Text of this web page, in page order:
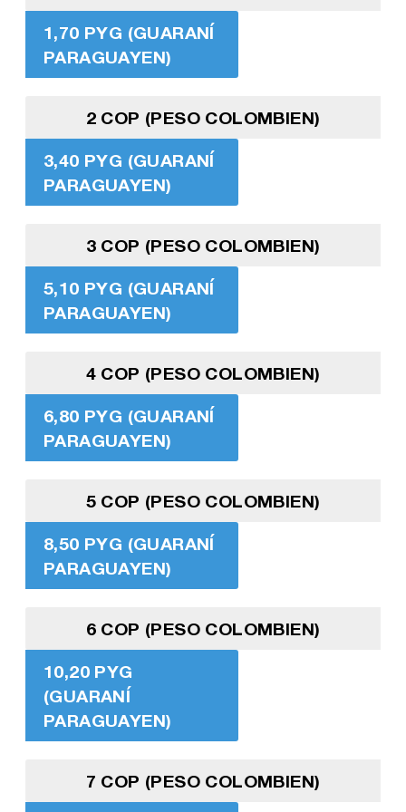
1,70 PYG (GUARANÍ
PARAGUAYEN)
2 COP (PESO COLOMBIEN)
3,40 PYG (GUARANÍ
PARAGUAYEN)
3 COP (PESO COLOMBIEN)
5,10 PYG (GUARANÍ
PARAGUAYEN)
4 COP (PESO COLOMBIEN)
6,80 PYG (GUARANÍ
PARAGUAYEN)
5 COP (PESO COLOMBIEN)
8,50 PYG (GUARANÍ
PARAGUAYEN)
6 COP (PESO COLOMBIEN)
10,20 PYG
(GUARANÍ
PARAGUAYEN)
7 COP (PESO COLOMBIEN)